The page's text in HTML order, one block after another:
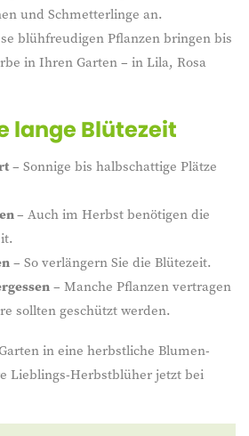
und Schmetterlinge an.
blühfreudigen Pflanzen bringen bis
in Ihren Garten – in Lila, Rosa
lange Blütezeit
– Sonnige bis halbschattige Plätze
– Auch im Herbst benötigen die
– So verlängern Sie die Blütezeit.
– Manche Pflanzen vertragen
sollten geschützt werden.
in eine herbstliche Blumen-
Lieblings-Herbstblüher jetzt bei